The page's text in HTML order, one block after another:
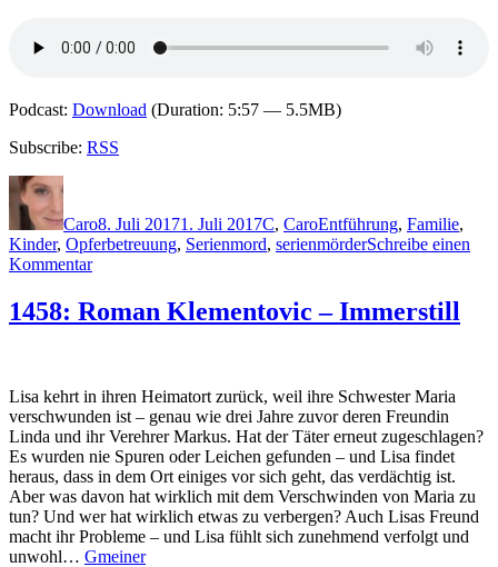
Podcast: Download (Duration: 5:57 — 5.5MB)
Subscribe: RSS
Autor
Caro8. Juli 20171. Juli 2017C, CaroEntführung, Familie,
Kinder, Opferbetreuung, Serienmord, serienmörderSchreibe einen
Kommentarzu
Tammy
Cohen
nicht
allein
1458: Roman Klementovic – Immerstill
Lisa kehrt in ihren Heimatort zurück, weil ihre Schwester Maria
verschwunden ist – genau wie drei Jahre zuvor deren Freundin
Linda und ihr Verehrer Markus. Hat der Täter erneut zugeschlagen?
Es wurden nie Spuren oder Leichen gefunden – und Lisa findet
heraus, dass in dem Ort einiges vor sich geht, das verdächtig ist.
Aber was davon hat wirklich mit dem Verschwinden von Maria zu
tun? Und wer hat wirklich etwas zu verbergen? Auch Lisas Freund
macht ihr Probleme – und Lisa fühlt sich zunehmend verfolgt und
unwohl… Gmeiner